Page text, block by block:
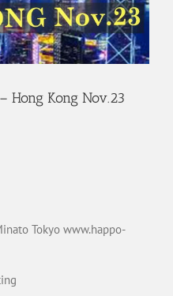
Hong Kong Nov.23
Tokyo www.happo-